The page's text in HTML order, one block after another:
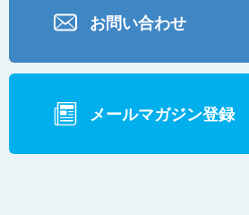
お問い合わせ
メールマガジン登録